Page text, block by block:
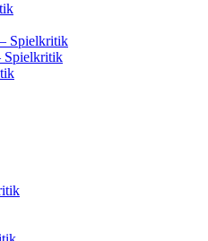
Spielkritik
Spielkritik